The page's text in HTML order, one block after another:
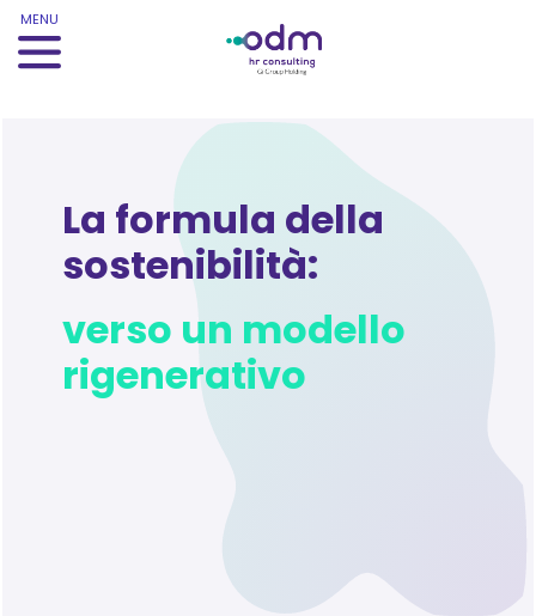
MENU
La formula della
sostenibilità:
verso un modello
rigenerativo